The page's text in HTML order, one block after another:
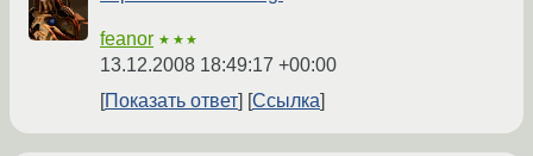
feanor ★★★
13.12.2008 18:49:17 +00:00
Показать ответ
Ссылка